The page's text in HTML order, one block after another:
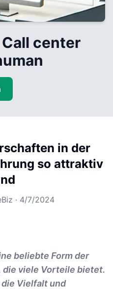
center
in der
so attraktiv
· 4/7/2024
beliebte Form der
viele Vorteile bietet.
Vielfalt und